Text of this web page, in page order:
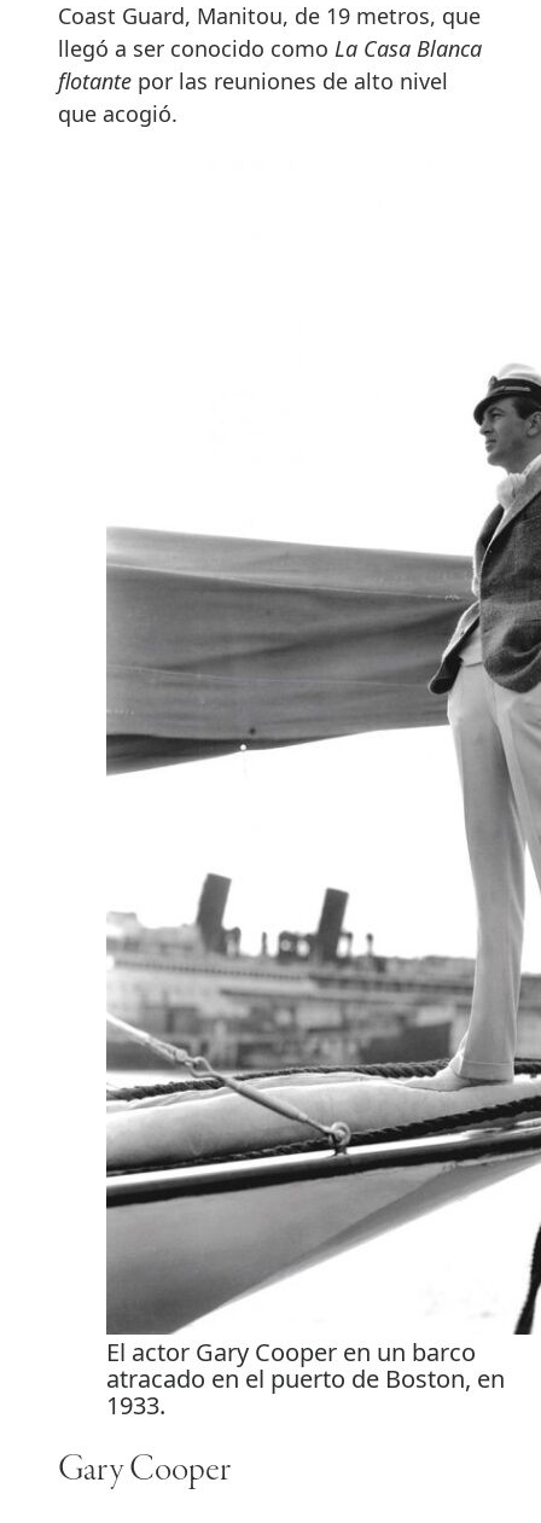
Coast Guard, Manitou, de 19 metros, que
llegó a ser conocido como La Casa Blanca
flotante por las reuniones de alto nivel
que acogió.
El actor Gary Cooper en un barco
atracado en el puerto de Boston, en
1933.
Gary Cooper